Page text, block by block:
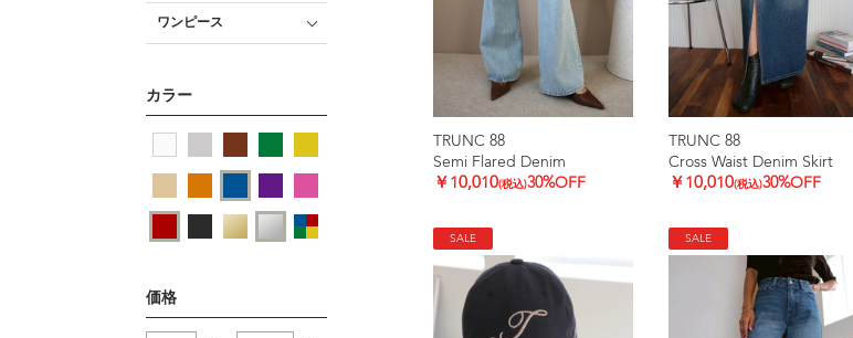
ワンピース
カラー
価格
TRUNC 88
Semi Flared Denim
￥10,010(税込)30%OFF
TRUNC 88
Cross Waist Denim Skirt
￥10,010(税込)30%OFF
SALE SALE